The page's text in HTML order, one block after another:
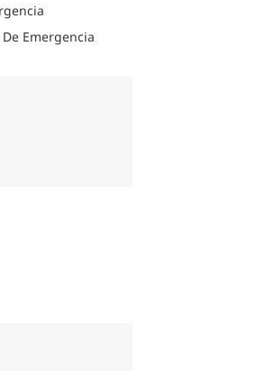
Emergencia